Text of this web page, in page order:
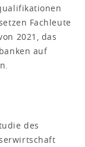
Fachleute
2021, das
auf
des